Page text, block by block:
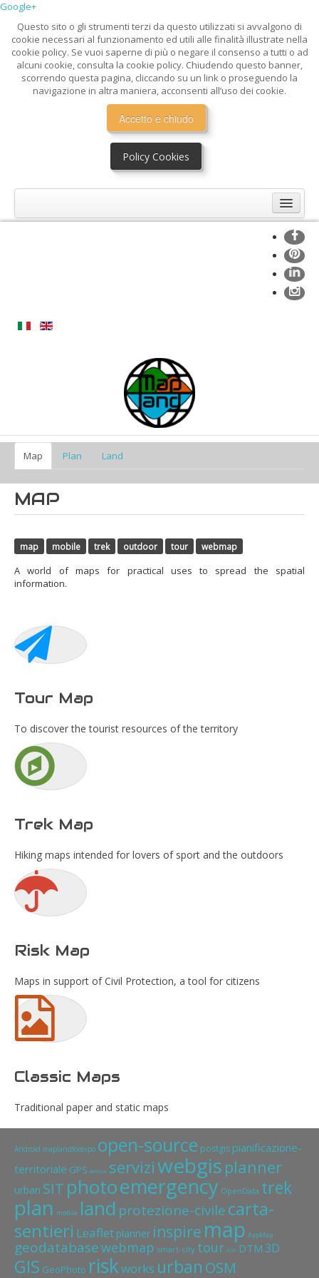
Google+
Questo sito o gli strumenti terzi da questo utilizzati si avvalgono di
cookie necessari al funzionamento ed utili alle finalità illustrate nella
cookie policy. Se vuoi saperne di più o negare il consenso a tutti o ad
alcuni cookie, consulta la cookie policy. Chiudendo questo banner,
scorrendo questa pagina, cliccando su un link o proseguendo la
navigazione in altra maniera, acconsenti all’uso dei cookie.
Accetto e chiudo
Policy Cookies
Home
Map Plan Land
MAP
map mobile trek outdoor tour webmap
A world of maps for practical uses to spread the spatial
information.
Tour Map
To discover the tourist resources of the territory
Trek Map
Hiking maps intended for lovers of sport and the outdoors
Risk Map
Maps in support of Civil Protection, a tool for citizens
Classic Maps
Traditional paper and static maps
Android maplandforexpo open-source postgis pianificazione-
territoriale GPS device serviziwebgis planner
urban SIT photoemergency OpenData trek
plan mobile land protezione-civilecarta-
sentieri Leaflet planner inspire map AppMap
geodatabasewebmap smart-city tour IOS DTM 3D
GIS GeoPhoto riskworks urban OSM